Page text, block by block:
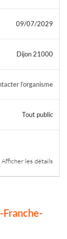
09/07/2029
Dijon 21000
l’organisme
Tout public
Afficher les détails
Franche-